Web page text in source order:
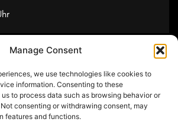
Manage Consent
we use technologies like cookies to
information. Consenting to these
to process data such as browsing behavior or
consenting or withdrawing consent, may
features and functions.